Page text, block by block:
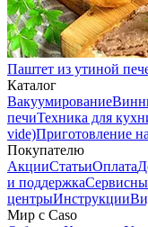
Паштет из утиной
Каталог
Вакуумирование
печиТехника для
vide)Приготовление
Покупателю
АкцииСтатьиОплата
и поддержка
центрыИнструкции
Мир с Caso